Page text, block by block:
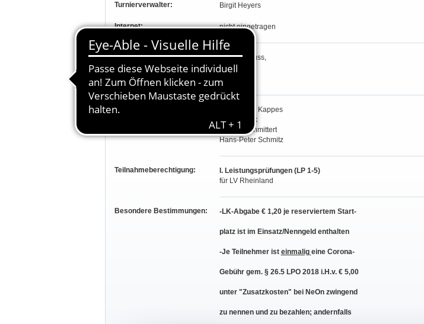
Turnierverwalter: Birgit Heyers
Internet: nicht eingetragen
PLZ, Ort: 41468, Neuss,
Längengrad, Breitengrad -, -
Richter:
Hans-Peter Kappes
Rita Luczak
Andrea Schmittert
Hans-Peter Schmitz
Teilnahmeberechtigung:
I. Leistungsprüfungen (LP 1-5)
für LV Rheinland
Besondere Bestimmungen: -LK-Abgabe € 1,20 je reserviertem Start-
platz ist im Einsatz/Nenngeld enthalten
-Je Teilnehmer ist einmalig eine Corona-
Gebühr gem. § 26.5 LPO 2018 i.H.v. € 5,00
unter "Zusatzkosten" bei NeOn zwingend
zu nennen und zu bezahlen; andernfalls